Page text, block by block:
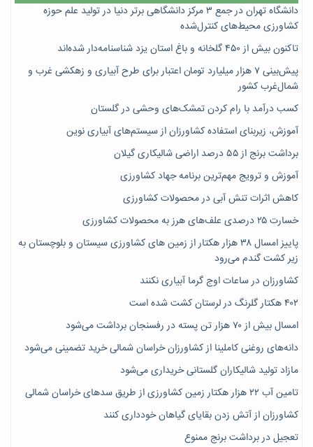
دانشگاه تهران در جمع ۳ مرکز دانشگاهی برتر دنیا در تولید علم حوزه
کشاورزی محیط‌های کنترل‌شده
تاکنون بیش از ۴۵۰ گلخانه و باغ استان یزد شناسنامه‌دار شده‌اند
پیش‌بینی ۷‌ هزار میلیارد تومان اعتبار برای طرح آبیاری و زهکشی غرب و
شمال‌غرب کشور
کسب درآمد با رام کردن تمشک‌های وحشی در گلستان
آموزش، زیربنای استفاده کشاورزان از سیستم‌های آبیاری نوین
برداشت برنج از ۵۵ درصد اراضی شالیکاری گیلان
آموزش و ترویج مهم‌ترین برنامه جهاد کشاورزی
کاهش اثرات تنش آبی در محصولات کشاورزی
خسارت ۲۵ درصدی علف‌های هرز به محصولات کشاورزی
پاییز امسال ۳۸ هزار هکتار از زمین های کشاورزی سیستان و بلوچستان به
زیر کشت گندم می‌رود
کشاورزان در ساعات اوج گرما آبیاری نکنند
۴۰۲ هکتار گلرنگ در لرستان کشت شده است
امسال بیش از ۷۰ هزار تن پسته در رفسنجان برداشت می‌شود
دانه‌های روغنی کاملینا از کشاورزان خراسان شمالی خرید تضمینی می‌شود
مازاد تولید شالیکاران گلستانی خریداری می‌شود
تامین آب ۲۲ هزار هکتار زمین کشاورزی از طریق سدهای خراسان شمالی
کشاورزان از آتش زدن بقایای گیاهان خودداری کنند
تعجیل در برداشت برنج ممنوع